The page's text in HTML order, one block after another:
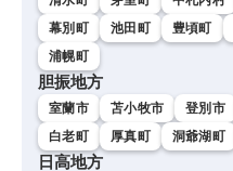
幕別町
池田町 豊頃町
浦幌町
胆振地方
室蘭市 苫小牧市 登別市
白老町
厚真町 洞爺湖町
日高地方